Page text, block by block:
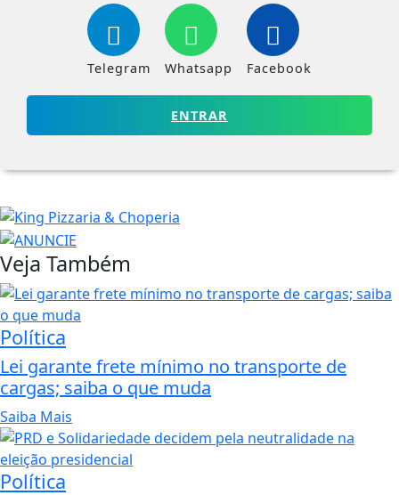
Telegram Whatsapp Facebook
ENTRAR
Veja Também
Política
Lei garante frete mínimo no transporte de
cargas; saiba o que muda
Saiba Mais
Política